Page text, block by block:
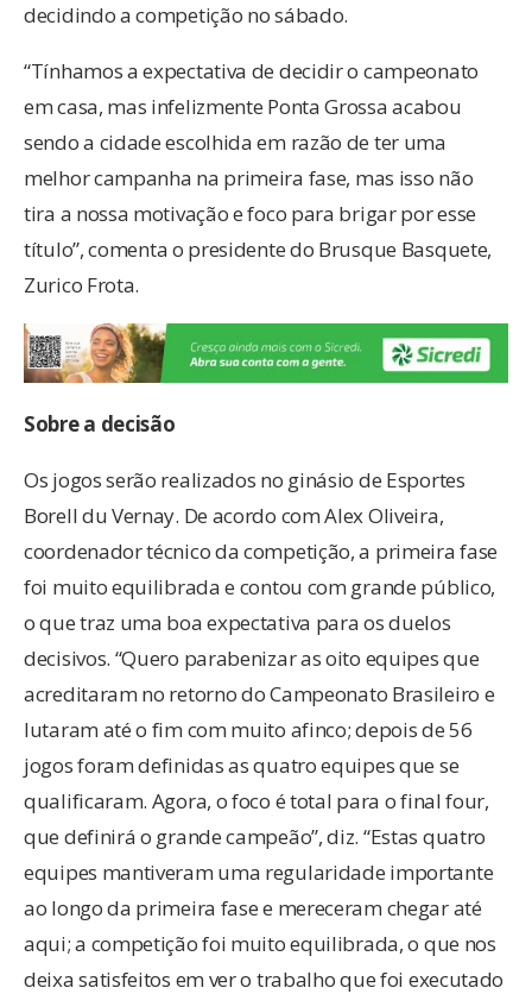
decidindo a competição no sábado.
“Tínhamos a expectativa de decidir o campeonato
em casa, mas infelizmente Ponta Grossa acabou
sendo a cidade escolhida em razão de ter uma
melhor campanha na primeira fase, mas isso não
tira a nossa motivação e foco para brigar por esse
título”, comenta o presidente do Brusque Basquete,
Zurico Frota.
Sobre a decisão
Os jogos serão realizados no ginásio de Esportes
Borell du Vernay. De acordo com Alex Oliveira,
coordenador técnico da competição, a primeira fase
foi muito equilibrada e contou com grande público,
o que traz uma boa expectativa para os duelos
decisivos. “Quero parabenizar as oito equipes que
acreditaram no retorno do Campeonato Brasileiro e
lutaram até o fim com muito afinco; depois de 56
jogos foram definidas as quatro equipes que se
qualificaram. Agora, o foco é total para o final four,
que definirá o grande campeão”, diz. “Estas quatro
equipes mantiveram uma regularidade importante
ao longo da primeira fase e mereceram chegar até
aqui; a competição foi muito equilibrada, o que nos
deixa satisfeitos em ver o trabalho que foi executado